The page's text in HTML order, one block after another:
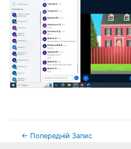
← Попередній Запис